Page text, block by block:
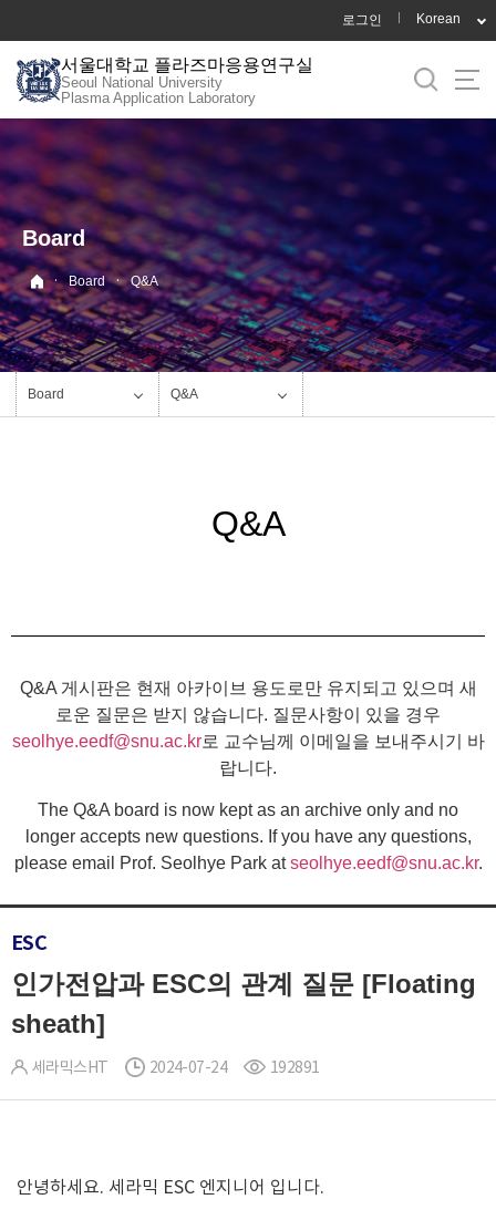
로
메
뉴
로그인 Korean
서울대학교 플라즈마응용연구실
Seoul National University
Plasma Application Laboratory
Board
· Board · Q&A
Board Q&A
Q&A
Q&A 게시판은 현재 아카이브 용도로만 유지되고 있으며 새
로운 질문은 받지 않습니다. 질문사항이 있을 경우
seolhye.eedf@snu.ac.kr로 교수님께 이메일을 보내주시기 바
랍니다.
The Q&A board is now kept as an archive only and no
longer accepts new questions. If you have any questions,
please email Prof. Seolhye Park atseolhye.eedf@snu.ac.kr.
ESC
인가전압과 ESC의 관계 질문 [Floating
sheath]
세라믹스HT 2024-07-24 192891
안녕하세요. 세라믹 ESC 엔지니어 입니다.